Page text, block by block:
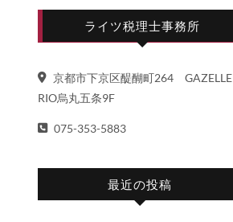
ライツ税理士事務所
京都市下京区醍醐町264 GAZELLE
RIO烏丸五条9F
075-353-5883
最近の投稿